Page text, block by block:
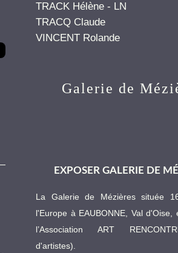
TRACK Hélène - LN
TRACQ Claude
VINCENT Rolande
Galerie de
EXPOSER GALERIE DE
La Galerie de Mézières située
l'Europe à EAUBONNE, Val d'Oise,
l’Association ART
d'artistes).